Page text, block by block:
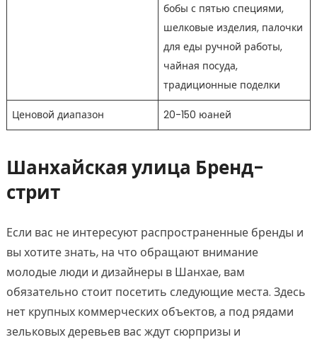
бобы с пятью специями,
шелковые изделия, палочки
для еды ручной работы,
чайная посуда,
традиционные поделки
Ценовой диапазон 20-150 юаней
Шанхайская улица Бренд-
стрит
Если вас не интересуют распространенные бренды и
вы хотите знать, на что обращают внимание
молодые люди и дизайнеры в Шанхае, вам
обязательно стоит посетить следующие места. Здесь
нет крупных коммерческих объектов, а под рядами
зельковых деревьев вас ждут сюрпризы и